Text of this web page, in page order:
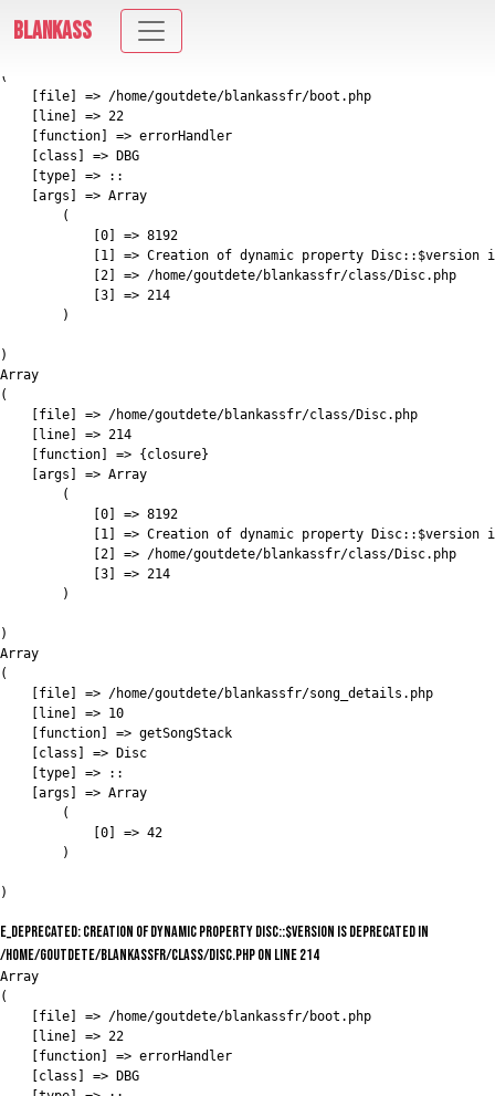
E_DEPRECATED: Creation of dynamic property Disc::$version is deprecated in
/home/goutdete/blankassfr/class/Disc.php on line 214
(
    [file] => /home/goutdete/blankassfr/boot.php
    [line] => 22
    [function] => errorHandler
    [class] => DBG
    [type] => ::
    [args] => Array
        (
            [0] => 8192
[1] => Creation of dynamic property Disc::$version
            [2] => /home/goutdete/blankassfr/class/Disc.php
            [3] => 214
        )
)
Array
(
    [file] => /home/goutdete/blankassfr/class/Disc.php
    [line] => 214
    [function] => {closure}
    [args] => Array
        (
            [0] => 8192
[1] => Creation of dynamic property Disc::$version
            [2] => /home/goutdete/blankassfr/class/Disc.php
            [3] => 214
        )
)
Array
(
    [file] => /home/goutdete/blankassfr/song_details.php
    [line] => 10
    [function] => getSongStack
    [class] => Disc
    [type] => ::
    [args] => Array
        (
            [0] => 42
        )
E_DEPRECATED: Creation of dynamic property Disc::$version is deprecated in
/home/goutdete/blankassfr/class/Disc.php on line 214
Array
(
    [file] => /home/goutdete/blankassfr/boot.php
    [line] => 22
    [function] => errorHandler
    [class] => DBG
BLANKASS